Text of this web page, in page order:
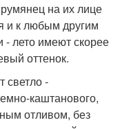
на их лице
и к любым другим
лето имеют скорее
оттенок.
светло -
каштанового,
отливом, без